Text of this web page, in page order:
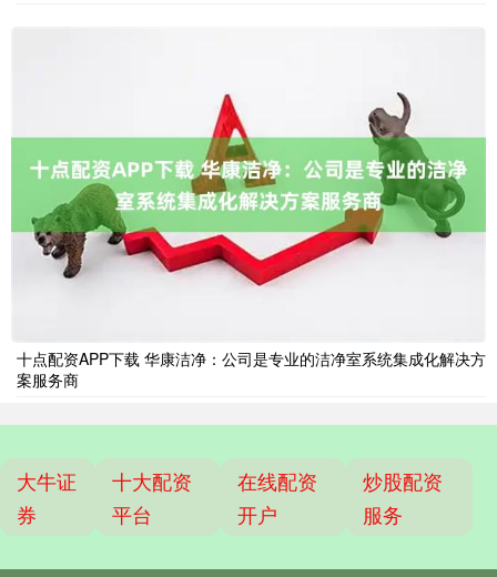
十点配资APP下载 华康洁净：公司是专业的洁净室系统集成化解决方
案服务商
大牛证
券
十大配资
平台
在线配资
开户
炒股配资
服务